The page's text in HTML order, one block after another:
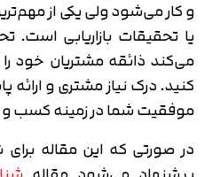
و کار می‌شود ولی یکی از
یا تحقیقات بازاریابی است.
می‌کند ذائقه مشتریان خود را
کنید. درک نیاز مشتری و ارائه
موفقیت شما در زمینه کسب و
در صورتی که این مقاله